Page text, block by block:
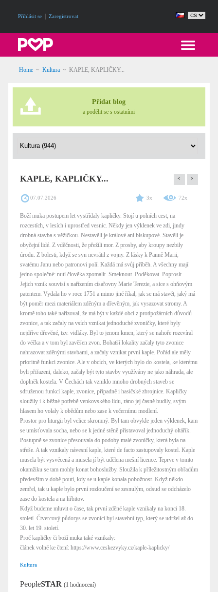
Přihlásit se Zaregistrovat
Home ~ Kultura ~ KAPLE, KAPLIČKY...
Přidat blog
a podělit se s ostatními
KAPLE, KAPLIČKY... < >
07.07.2026 3x 72x
Boží muka postupem let vystřídaly kapličky. Stojí u polních cest, na
rozcestích, v lesích i uprostřed vesnic. Někdy jen výklenek ve zdi, jindy
drobná stavba s věžičkou. Nestavěli je králové ani biskupové. Stavěli je
obyčejní lidé. Z vděčnosti, že přežili mor. Z prosby, aby kroupy nezbily
úrodu. Z bolesti, když se syn nevrátil z vojny. Z lásky k Panně Marii,
svatému Janu nebo patronovi polí. Každá má svůj příběh. A všechny mají
jedno společné: nutí člověka zpomalit. Smeknout. Poděkovat. Poprosit.
Jejich vznik souvisí s nařízením císařovny Marie Terezie, a sice s ohňovým
patentem. Vydala ho v roce 1751 a mimo jiné říkal, jak se má stavět, jaký má
být poměr mezi materiálem zděným a dřevěným, jak vysazovat stromy. A
kromě toho také nařizoval, že má být v každé obci z protipožárních důvodů
zvonice, a tak začaly na vsích vznikat jednoduché zvoničky, které byly
nejdříve dřevěné, tzv. vidláky. Byl to jenom kmen, který se nahoře rozevíral
do véčka a v tom byl zavěšen zvon. Bohatší lokality začaly tyto zvonice
nahrazovat zděnými stavbami, a začaly vznikat první kaple. Pořád ale měly
prioritně funkci zvonice. Ale v obcích, ve kterých bylo do kostela, ke kterému
byli přiřazeni, daleko, začaly být tyto stavby využívány ne jako náhrada, ale
doplněk kostela. V Čechách tak vzniklo mnoho drobných staveb se
sdruženou funkcí kaple, zvonice, případně i hasičské zbrojnice. Kapličky
sloužily i k běžné potřebě venkovského lidu, ráno jej časně budily, svým
hlasem ho volaly k obědům nebo zase k večernímu modlení.
Prostor pro liturgii byl velice skromný. Byl tam obvykle jeden výklenek, kam
se umísťovala socha, nebo se k jedné stěně přistavoval jednoduchý oltářík.
Postupně se zvonice přesouvala do podoby malé zvoničky, která byla na
střeše. A tak vznikaly návesní kaple, které de facto zastupovaly kostel. Kaple
musela být vysvěcená a musela jí být udělena mešní licence. Teprve v tomto
okamžiku se tam mohly konat bohoslužby. Sloužila k příležitostným obřadům
především v době poutí, kdy se u kaple konala pobožnost. Když někdo
zemřel, tak u kaple bylo první rozloučení se zesnulým, odsud se odcházelo
zase do kostela a na hřbitov.
Když budeme mluvit o čase, tak první zděné kaple vznikaly na konci 18.
století. Čtvercový půdorys se zvonící byl stavební typ, který se udržel až do
30. let 19. století.
Proč kapličky či boží muka také vznikaly:
článek volně ke čtení: https://www.ceskezvyky.cz/kaple-kaplicky/
Kultura
PeopleSTAR (1 hodnocení)